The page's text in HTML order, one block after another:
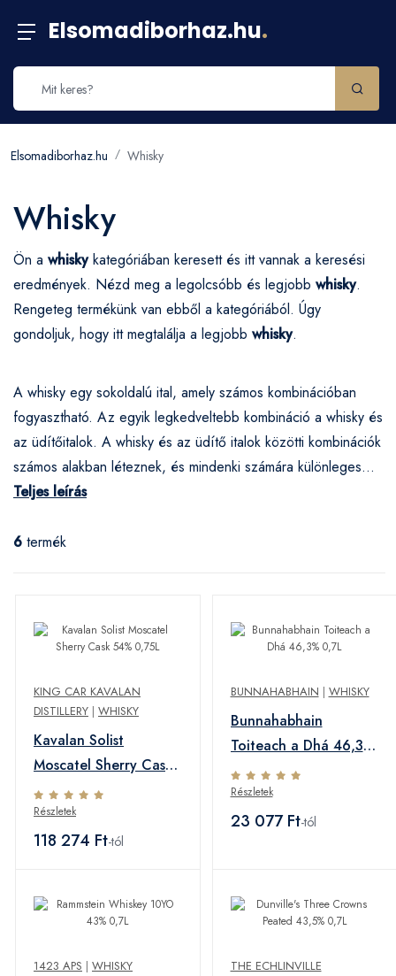
Elsomadiborhaz.hu.
Elsomadiborhaz.hu Whisky
Whisky
Ön a whiskykategóriában keresett és itt vannak a keresési
eredmények. Nézd meg a legolcsóbb és legjobb whisky.
Rengeteg termékünk van ebből a kategóriából. Úgy
gondoljuk, hogy itt megtalálja a legjobb whisky.
A whisky egy sokoldalú ital, amely számos kombinációban
fogyasztható. Az egyik legkedveltebb kombináció a whisky és
az üdítőitalok. A whisky és az üdítő italok közötti kombinációk
számos alakban léteznek, és mindenki számára különleges...
Teljes leírás
6 termék
KING CAR KAVALAN
DISTILLERY | WHISKY
Kavalan Solist
Moscatel Sherry Cask
54% 0,75L
Részletek
118 274 Ft-tól
BUNNAHABHAIN | WHISKY
Bunnahabhain
Toiteach a Dhá 46,3%
0,7L
Részletek
23 077 Ft-tól
1423 APS | WHISKY
THE ECHLINVILLE